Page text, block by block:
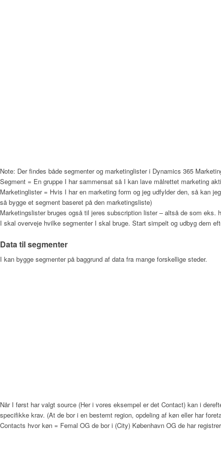
Note: Der findes både segmenter og marketinglister i Dynamics 365
Segment = En gruppe I har sammensat så I kan lave målrettet marketing
Marketinglister = Hvis I har en marketing form og jeg udfylder den, så kan
så bygge et segment baseret på den marketingsliste)
Marketingslister bruges også til jeres subscription lister – altså de som eks.
I skal overveje hvilke segmenter I skal bruge. Start simpelt og udbyg dem
Data til segmenter
I kan bygge segmenter på baggrund af data fra mange forskellige steder.
Når I først har valgt source (Her i vores eksempel er det Contact) kan i
specifikke krav. (At de bor i en bestemt region, opdeling af køn eller har
Contacts hvor køn = Femal OG de bor i (City) København OG de har